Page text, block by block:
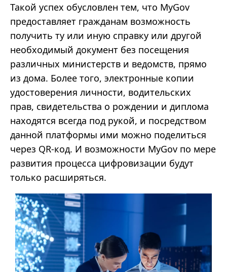
Такой успех обусловлен тем, что MyGov
предоставляет гражданам возможность
получить ту или иную справку или другой
необходимый документ без посещения
различных министерств и ведомств, прямо
из дома. Более того, электронные копии
удостоверения личности, водительских
прав, свидетельства о рождении и диплома
находятся всегда под рукой, и посредством
данной платформы ими можно поделиться
через QR-код. И возможности MyGov по мере
развития процесса цифровизации будут
только расширяться.